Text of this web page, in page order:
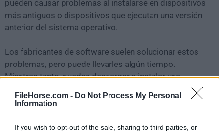
FileHorse.com - Do Not Process My Personal
Information
If you wish to opt-out of the sale, sharing to third parties, or
pueden causar problemas al instalarse en dispositivos
más antiguos o dispositivos que ejecutan una versión
anterior del sistema operativo.
Los fabricantes de software suelen solucionar estos
problemas, pero puede llevarles algún tiempo.
Mientras tanto, puedes descargar e instalar una
reciente de FreeNAS o leer nuestra reseña,